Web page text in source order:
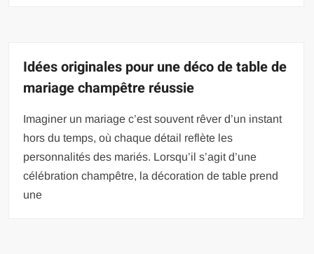
Idées originales pour une déco de table de
mariage champêtre réussie
Imaginer un mariage c’est souvent rêver d’un instant
hors du temps, où chaque détail reflète les
personnalités des mariés. Lorsqu’il s’agit d’une
célébration champêtre, la décoration de table prend
une